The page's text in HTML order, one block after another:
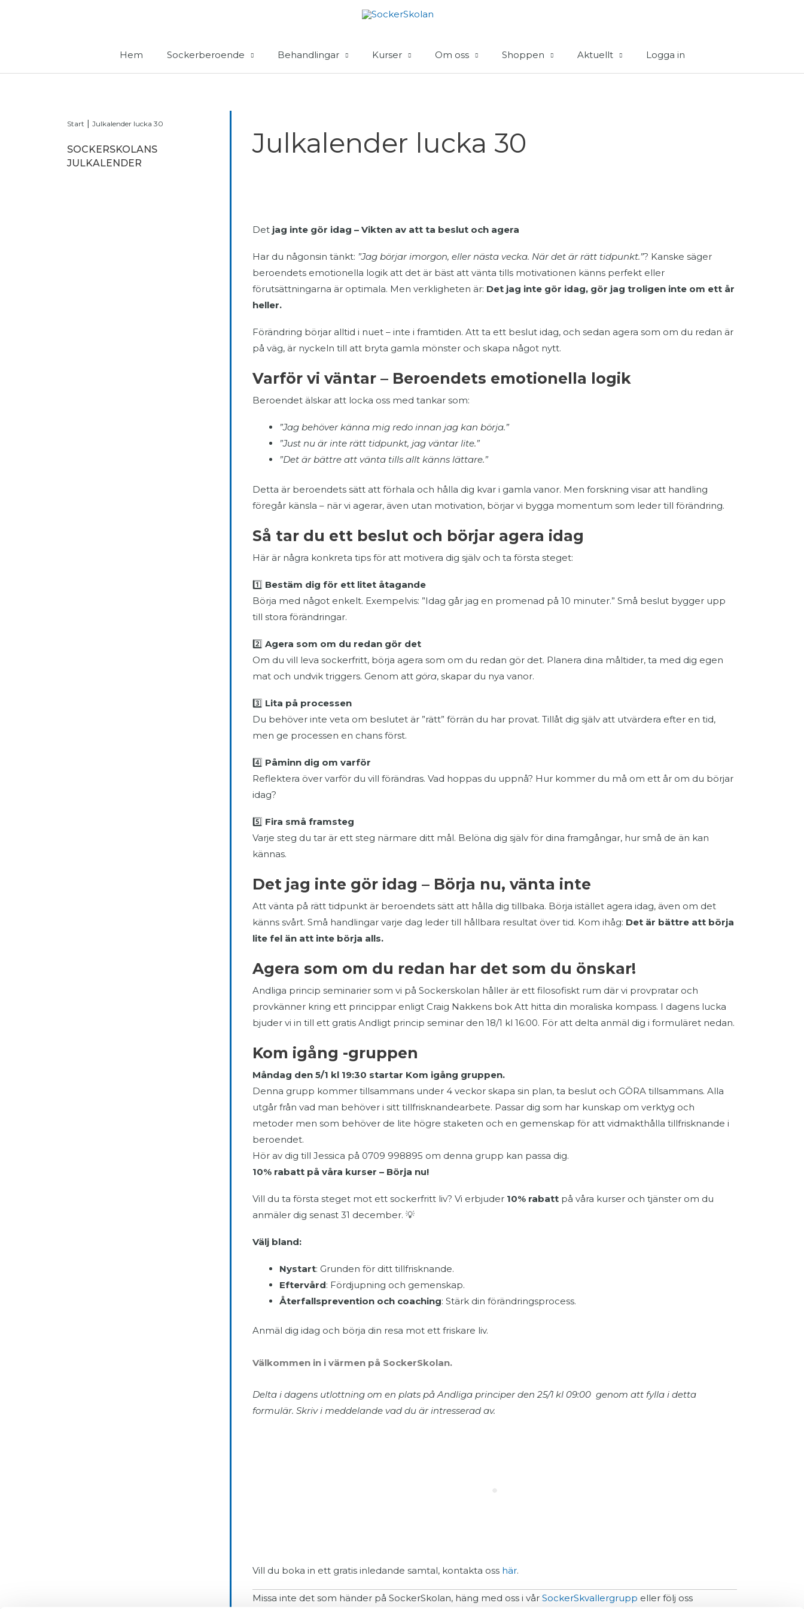
Hem
Sockerberoende Behandlingar Kurser Om oss Shoppen Aktuellt Logga in
Start | Julkalender lucka 30
SOCKERSKOLANS
JULKALENDER
Julkalender lucka 30
Det jag inte gör idag – Vikten av att ta beslut och agera
Har du någonsin tänkt: ”Jag börjar imorgon, eller nästa vecka. När det är rätt tidpunkt.”? Kanske säger
beroendets emotionella logik att det är bäst att vänta tills motivationen känns perfekt eller
förutsättningarna är optimala. Men verkligheten är: Det jag inte gör idag, gör jag troligen inte om ett år
heller.
Förändring börjar alltid i nuet – inte i framtiden. Att ta ett beslut idag, och sedan agera som om du redan är
på väg, är nyckeln till att bryta gamla mönster och skapa något nytt.
Varför vi väntar – Beroendets emotionella logik
Beroendet älskar att locka oss med tankar som:
”Jag behöver känna mig redo innan jag kan börja.”
”Just nu är inte rätt tidpunkt, jag väntar lite.”
”Det är bättre att vänta tills allt känns lättare.”
Detta är beroendets sätt att förhala och hålla dig kvar i gamla vanor. Men forskning visar att handling
föregår känsla – när vi agerar, även utan motivation, börjar vi bygga momentum som leder till förändring.
Så tar du ett beslut och börjar agera idag
Här är några konkreta tips för att motivera dig själv och ta första steget:
1️⃣ Bestäm dig för ett litet åtagande
Börja med något enkelt. Exempelvis: ”Idag går jag en promenad på 10 minuter.” Små beslut bygger upp
till stora förändringar.
2️⃣ Agera som om du redan gör det
Om du vill leva sockerfritt, börja agera som om du redan gör det. Planera dina måltider, ta med dig egen
mat och undvik triggers. Genom att göra, skapar du nya vanor.
3️⃣ Lita på processen
Du behöver inte veta om beslutet är ”rätt” förrän du har provat. Tillåt dig själv att utvärdera efter en tid,
men ge processen en chans först.
4️⃣ Påminn dig om varför
Reflektera över varför du vill förändras. Vad hoppas du uppnå? Hur kommer du må om ett år om du börjar
idag?
5️⃣ Fira små framsteg
Varje steg du tar är ett steg närmare ditt mål. Belöna dig själv för dina framgångar, hur små de än kan
kännas.
Det jag inte gör idag – Börja nu, vänta inte
Att vänta på rätt tidpunkt är beroendets sätt att hålla dig tillbaka. Börja istället agera idag, även om det
känns svårt. Små handlingar varje dag leder till hållbara resultat över tid. Kom ihåg: Det är bättre att börja
lite fel än att inte börja alls.
Agera som om du redan har det som du önskar!
Andliga princip seminarier som vi på Sockerskolan håller är ett filosofiskt rum där vi provpratar och
provkänner kring ett princippar enligt Craig Nakkens bok Att hitta din moraliska kompass. I dagens lucka
bjuder vi in till ett gratis Andligt princip seminar den 18/1 kl 16:00. För att delta anmäl dig i formuläret nedan.
Kom igång -gruppen
Måndag den 5/1 kl 19:30 startar Kom igång gruppen.
Denna grupp kommer tillsammans under 4 veckor skapa sin plan, ta beslut och GÖRA tillsammans. Alla
utgår från vad man behöver i sitt tillfrisknandearbete. Passar dig som har kunskap om verktyg och
metoder men som behöver de lite högre staketen och en gemenskap för att vidmakthålla tillfrisknande i
beroendet.
Hör av dig till Jessica på 0709 998895 om denna grupp kan passa dig.
10% rabatt på våra kurser – Börja nu!
Vill du ta första steget mot ett sockerfritt liv? Vi erbjuder 10% rabatt på våra kurser och tjänster om du
anmäler dig senast 31 december. 💡
Välj bland:
Nystart: Grunden för ditt tillfrisknande.
Eftervård: Fördjupning och gemenskap.
Återfallsprevention och coaching: Stärk din förändringsprocess.
Anmäl dig idag och börja din resa mot ett friskare liv.
Välkommen in i värmen på SockerSkolan.
Delta i dagens utlottning om en plats på Andliga principer den 25/1 kl 09:00 genom att fylla i detta
formulär. Skriv i meddelande vad du är intresserad av.
Vill du boka in ett gratis inledande samtal, kontakta oss här.
Missa inte det som händer på SockerSkolan, häng med oss i vår SockerSkvallergrupp eller följ oss